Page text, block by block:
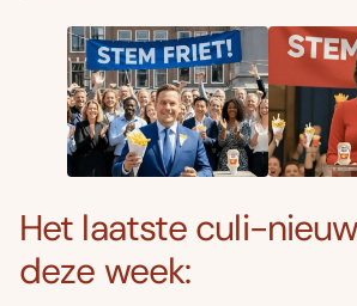
Het laatste culi-
deze week: